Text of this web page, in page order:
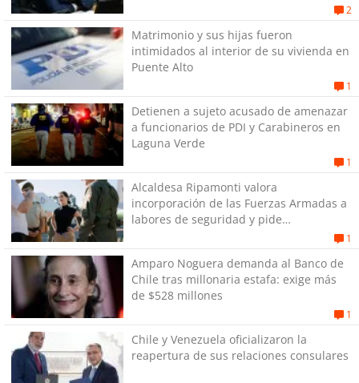
2
Matrimonio y sus hijas fueron
intimidados al interior de su vivienda en
Puente Alto
1
Detienen a sujeto acusado de amenazar
a funcionarios de PDI y Carabineros en
Laguna Verde
1
Alcaldesa Ripamonti valora
incorporación de las Fuerzas Armadas a
labores de seguridad y pide
1
Amparo Noguera demanda al Banco de
Chile tras millonaria estafa: exige más
de $528 millones
1
Chile y Venezuela oficializaron la
reapertura de sus relaciones consulares